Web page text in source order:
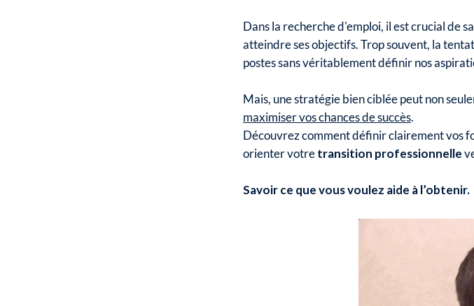
Dans la recherche d'emploi, il est crucial de
atteindre ses objectifs. Trop souvent, la
postes sans véritablement définir nos
Mais, une stratégie bien ciblée peut non
maximiser vos chances de succès.
Découvrez comment définir clairement vos
orienter votretransition professionnelle
Savoir ce que vous voulez aide à l’obtenir.